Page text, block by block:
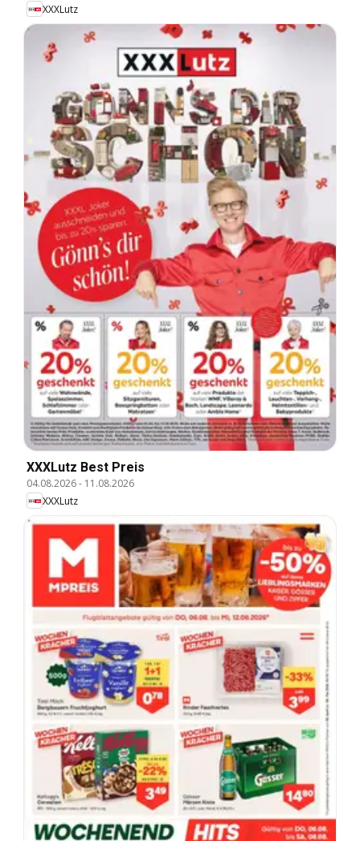
XXXLutz
XXXLutz Best Preis
04.08.2026- 11.08.2026
XXXLutz